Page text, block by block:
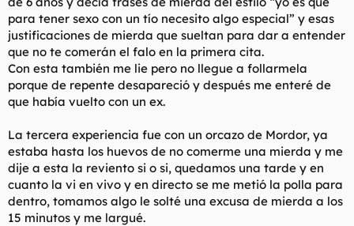
para tener sexo con un tío necesito algo especial” y esas
justificaciones de mierda que sueltan para dar a entender
que no te comerán el falo en la primera cita.
Con esta también me lie pero no llegue a follarmela
porque de repente desapareció y después me enteré de
que había vuelto con un ex.
La tercera experiencia fue con un orcazo de Mordor, ya
estaba hasta los huevos de no comerme una mierda y me
dije a esta la reviento si o si, quedamos una tarde y en
cuanto la vi en vivo y en directo se me metió la polla para
dentro, tomamos algo le solté una excusa de mierda a los
15 minutos y me largué.